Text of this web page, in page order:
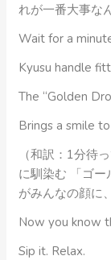
れが一番大事な
Wait for a
Kyusu handle
The “Golden
Brings a smile
（和訳：1分待
に馴染む 「ゴ
がみんなの顔に
Now you know
Sip it. Relax.